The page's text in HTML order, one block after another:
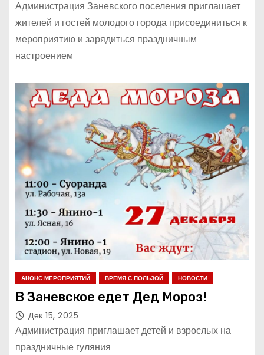
Администрация Заневского поселения приглашает
жителей и гостей молодого города присоединиться к
мероприятию и зарядиться праздничным
настроением
АНОНС МЕРОПРИЯТИЙ ВРЕМЯ С ПОЛЬЗОЙ НОВОСТИ
В Заневское едет Дед Мороз!
Дек 15, 2025
Администрация приглашает детей и взрослых на
праздничные гуляния